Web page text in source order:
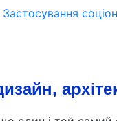
Застосування